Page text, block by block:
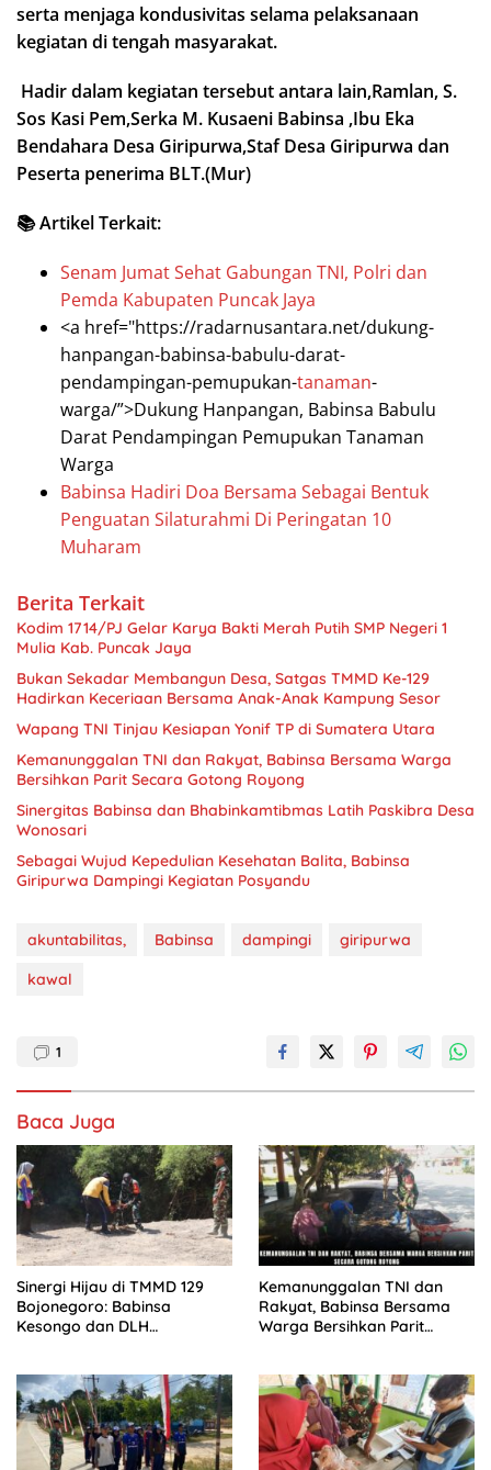
serta menjaga kondusivitas selama pelaksanaan
kegiatan di tengah masyarakat.
Hadir dalam kegiatan tersebut antara lain,Ramlan, S.
Sos Kasi Pem,Serka M. Kusaeni Babinsa ,Ibu Eka
Bendahara Desa Giripurwa,Staf Desa Giripurwa dan
Peserta penerima BLT.(Mur)
📚 Artikel Terkait:
Senam Jumat Sehat Gabungan TNI, Polri dan
Pemda Kabupaten Puncak Jaya
<a href="https://radarnusantara.net/dukung-
hanpangan-babinsa-babulu-darat-
pendampingan-pemupukan-tanaman-
warga/”>Dukung Hanpangan, Babinsa Babulu
Darat Pendampingan Pemupukan Tanaman
Warga
Babinsa Hadiri Doa Bersama Sebagai Bentuk
Penguatan Silaturahmi Di Peringatan 10
Muharam
Berita Terkait
Kodim 1714/PJ Gelar Karya Bakti Merah Putih SMP Negeri 1
Mulia Kab. Puncak Jaya
Bukan Sekadar Membangun Desa, Satgas TMMD Ke-129
Hadirkan Keceriaan Bersama Anak-Anak Kampung Sesor
Wapang TNI Tinjau Kesiapan Yonif TP di Sumatera Utara
Kemanunggalan TNI dan Rakyat, Babinsa Bersama Warga
Bersihkan Parit Secara Gotong Royong
Sinergitas Babinsa dan Bhabinkamtibmas Latih Paskibra Desa
Wonosari
Sebagai Wujud Kepedulian Kesehatan Balita, Babinsa
Giripurwa Dampingi Kegiatan Posyandu
akuntabilitas, Babinsa dampingi
giripurwa
kawal
1
Baca Juga
Sinergi Hijau di TMMD 129
Bojonegoro: Babinsa
Kesongo dan DLH
Tanggul Sungai
Kemanunggalan TNI dan
Rakyat, Babinsa Bersama
Warga Bersihkan Parit